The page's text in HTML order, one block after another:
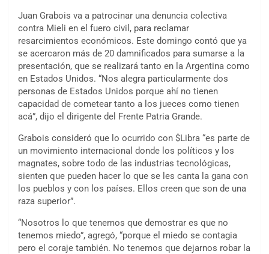
Juan Grabois va a patrocinar una denuncia colectiva
contra Mieli en el fuero civil, para reclamar
resarcimientos económicos. Este domingo contó que ya
se acercaron más de 20 damnificados para sumarse a la
presentación, que se realizará tanto en la Argentina como
en Estados Unidos. “Nos alegra particularmente dos
personas de Estados Unidos porque ahí no tienen
capacidad de cometear tanto a los jueces como tienen
acá”, dijo el dirigente del Frente Patria Grande.
Grabois consideró que lo ocurrido con $Libra “es parte de
un movimiento internacional donde los políticos y los
magnates, sobre todo de las industrias tecnológicas,
sienten que pueden hacer lo que se les canta la gana con
los pueblos y con los países. Ellos creen que son de una
raza superior”.
“Nosotros lo que tenemos que demostrar es que no
tenemos miedo”, agregó, “porque el miedo se contagia
pero el coraje también. No tenemos que dejarnos robar la